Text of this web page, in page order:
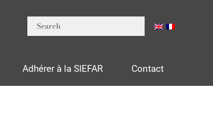
Adhérer à la SIEFAR Contact